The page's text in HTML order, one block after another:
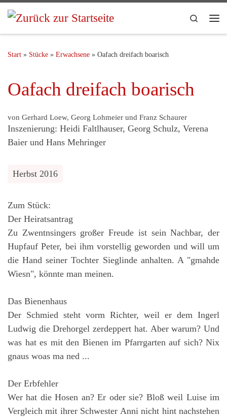
Search
Start » Stücke » Erwachsene » Oafach dreifach boarisch
Oafach dreifach boarisch
von Gerhard Loew, Georg Lohmeier und Franz Schaurer
Inszenierung: Heidi Faltlhauser, Georg Schulz, Verena
Baier und Hans Mehringer
Herbst 2016
Zum Stück:
Der Heiratsantrag
Zu Zwentnsingers großer Freude ist sein Nachbar, der
Hupfauf Peter, bei ihm vorstellig geworden und will um
die Hand seiner Tochter Sieglinde anhalten. A "gmahde
Wiesn", könnte man meinen.
Das Bienenhaus
Der Schmied steht vorm Richter, weil er dem Ingerl
Ludwig die Drehorgel zerdeppert hat. Aber warum? Und
was hat es mit den Bienen im Pfarrgarten auf sich? Nix
gnaus woas ma ned ...
Der Erbfehler
Wer hat die Hosen an? Er oder sie? Bloß weil Luise im
Vergleich mit ihrer Schwester Anni nicht hint nachstehen